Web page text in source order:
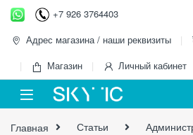
Перейти к навигации
перейти к содержанию
+7 926 3764403
Адрес магазина / наши реквизиты
Магазин
Личный кабинет
Главная Статьи